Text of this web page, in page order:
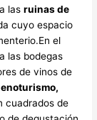
lasruinas de
cuyo espacio
el
las bodegas
de vinos de
cuadrados de